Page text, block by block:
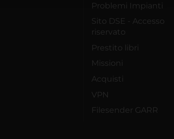
Problemi Impianti
Sito DSE - Accesso
riservato
Prestito libri
Missioni
Acquisti
VPN
Filesender GARR